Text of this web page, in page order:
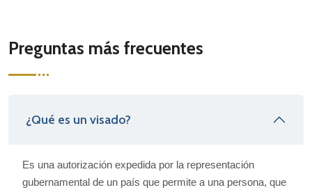
Preguntas más frecuentes
¿Qué es un visado?
Es una autorización expedida por la representación
gubernamental de un país que permite a una persona, que